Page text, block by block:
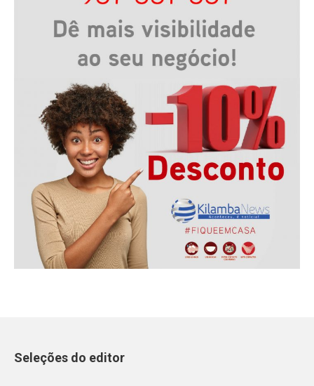
Seleções do editor